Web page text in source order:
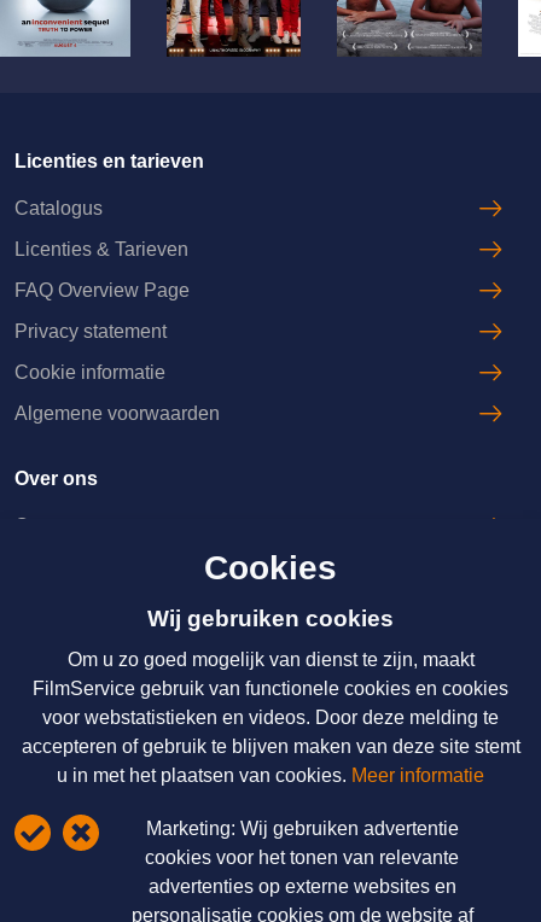
Licenties en tarieven
Catalogus
Licenties & Tarieven
FAQ Overview Page
Privacy statement
Cookie informatie
Algemene voorwaarden
Over ons
Over ons
Nieuws
Over ons
Licenties & Tarieven
Schrijf u hier in voor onze nieuwsbrief
FilmService B.V.
Cookies
Wij gebruiken cookies
Om u zo goed mogelijk van dienst te zijn, maakt
FilmService gebruik van functionele cookies en cookies
voor webstatistieken en videos. Door deze melding te
accepteren of gebruik te blijven maken van deze site stemt
u in met het plaatsen van cookies. Meer informatie
Marketing: Wij gebruiken advertentie
cookies voor het tonen van relevante
advertenties op externe websites en
personalisatie cookies om de website af